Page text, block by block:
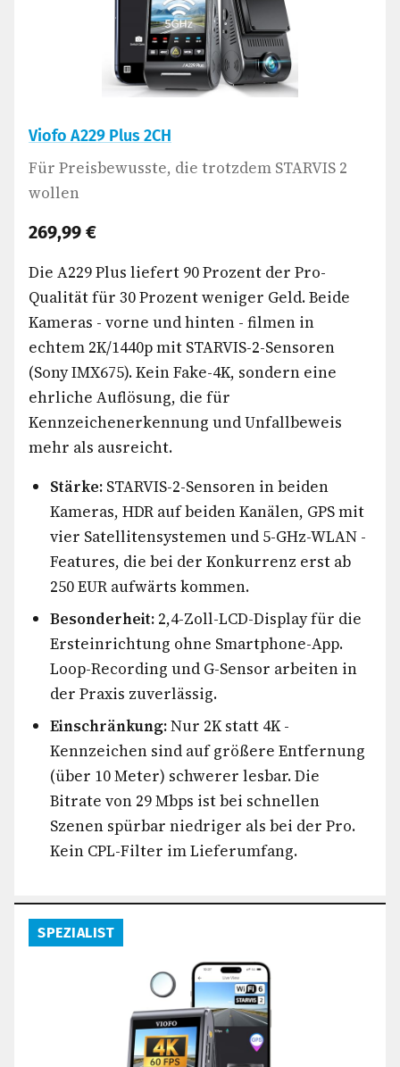
Viofo A229 Plus 2CH
Für Preisbewusste, die trotzdem STARVIS 2
wollen
269,99 €
Die A229 Plus liefert 90 Prozent der Pro-
Qualität für 30 Prozent weniger Geld. Beide
Kameras - vorne und hinten - filmen in
echtem 2K/1440p mit STARVIS-2-Sensoren
(Sony IMX675). Kein Fake-4K, sondern eine
ehrliche Auflösung, die für
Kennzeichenerkennung und Unfallbeweis
mehr als ausreicht.
Stärke: STARVIS-2-Sensoren in beiden
Kameras, HDR auf beiden Kanälen, GPS mit
vier Satellitensystemen und 5-GHz-WLAN -
Features, die bei der Konkurrenz erst ab
250 EUR aufwärts kommen.
Besonderheit: 2,4-Zoll-LCD-Display für die
Ersteinrichtung ohne Smartphone-App.
Loop-Recording und G-Sensor arbeiten in
der Praxis zuverlässig.
Einschränkung:Nur 2K statt 4K -
Kennzeichen sind auf größere Entfernung
(über 10 Meter) schwerer lesbar. Die
Bitrate von 29 Mbps ist bei schnellen
Szenen spürbar niedriger als bei der Pro.
Kein CPL-Filter im Lieferumfang.
SPEZIALIST